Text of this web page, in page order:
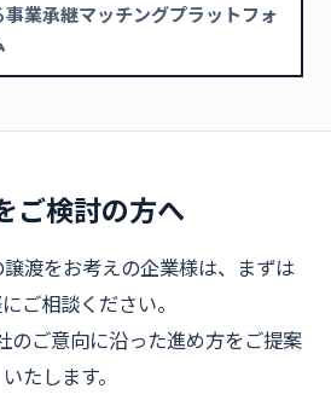
事業承継マッチングプラットフォ
ご検討の方へ
渡をお考えの企業様は、まずは
ご相談ください。
のご意向に沿った進め方をご提案
いたします。